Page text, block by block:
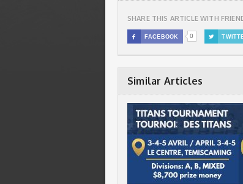
SHARE THIS ARTICLE WITH
 FACEBOOK 0 
Similar Articles